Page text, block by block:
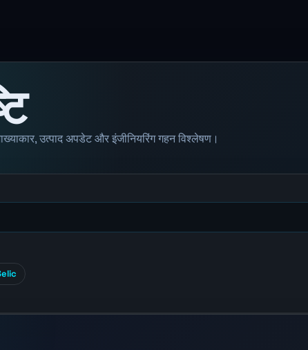
उत्पाद अपडेट और इंजीनियरिंग गहन विश्लेषण।